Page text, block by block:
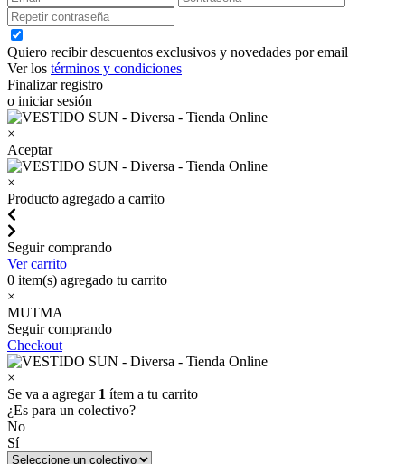
Quiero recibir descuentos exclusivos y novedades por email
Ver los términos y condiciones
Finalizar registro
o iniciar sesión
×
Aceptar
×
Producto agregado a carrito
Seguir comprando
Ver carrito
0 item(s) agregado tu carrito
×
MUTMA
Seguir comprando
Checkout
×
Se va a agregar 1 ítem a tu carrito
¿Es para un colectivo?
No
Sí